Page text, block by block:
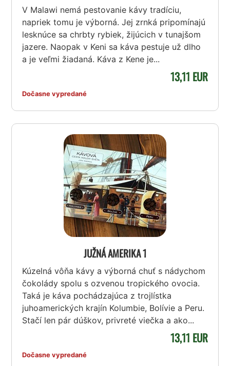
V Malawi nemá pestovanie kávy tradíciu,
napriek tomu je výborná. Jej zrnká pripomínajú
lesknúce sa chrbty rybiek, žijúcich v tunajšom
jazere. Naopak v Keni sa káva pestuje už dlho
a je veľmi žiadaná. Káva z Kene je...
Dočasne vypredané
13,11 EUR
JUŽNÁ AMERIKA 1
Kúzelná vôňa kávy a výborná chuť s nádychom
čokolády spolu s ozvenou tropického ovocia.
Taká je káva pochádzajúca z trojlístka
juhoamerických krajín Kolumbie, Bolívie a Peru.
Stačí len pár dúškov, privreté viečka a ako...
Dočasne vypredané
13,11 EUR